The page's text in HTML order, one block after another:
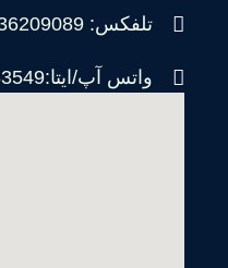
تلفکس: 02636209089
واتس آپ/ایتا:09309783549